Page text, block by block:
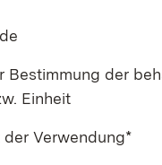
Bestimmung der
Einheit
Verwendung*